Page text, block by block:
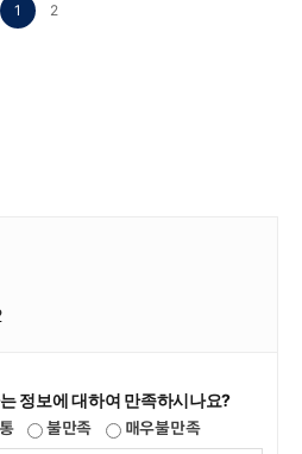
1 2
정보에 대하여 만족하시나요?
불만족 매우불만족